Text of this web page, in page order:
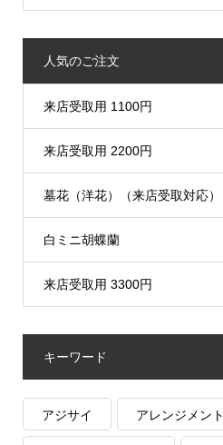
人気のご注文
来店受取用 1100円
来店受取用 2200円
墓花（洋花）（来店受取対応）
白ミニ胡蝶蘭
来店受取用 3300円
キーワード
アジサイ アレンジメント